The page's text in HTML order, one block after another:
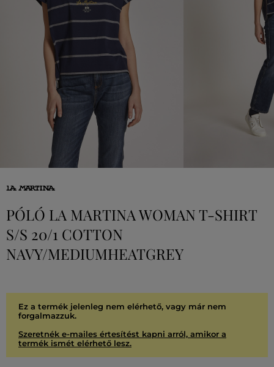
PÓLÓ LA MARTINA WOMAN T-SHIRT
S/S 20/1 COTTON
NAVY/MEDIUMHEATGREY
Ez a termék jelenleg nem elérhető, vagy már nem
forgalmazzuk.
Szeretnék e-mailes értesítést kapni arról, amikor a
termék ismét elérhető lesz.